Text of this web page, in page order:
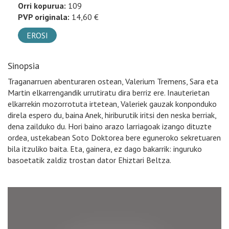
Orri kopurua: 109
PVP originala: 14,60 €
EROSI
Sinopsia
Traganarruen abenturaren ostean, Valerium Tremens, Sara eta
Martin elkarrengandik urrutiratu dira berriz ere. Inauterietan
elkarrekin mozorrotuta irtetean, Valeriek gauzak konponduko
direla espero du, baina Anek, hiriburutik iritsi den neska berriak,
dena zailduko du. Hori baino arazo larriagoak izango dituzte
ordea, ustekabean Soto Doktorea bere eguneroko sekretuaren
bila itzuliko baita. Eta, gainera, ez dago bakarrik: inguruko
basoetatik zaldiz trostan dator Ehiztari Beltza.